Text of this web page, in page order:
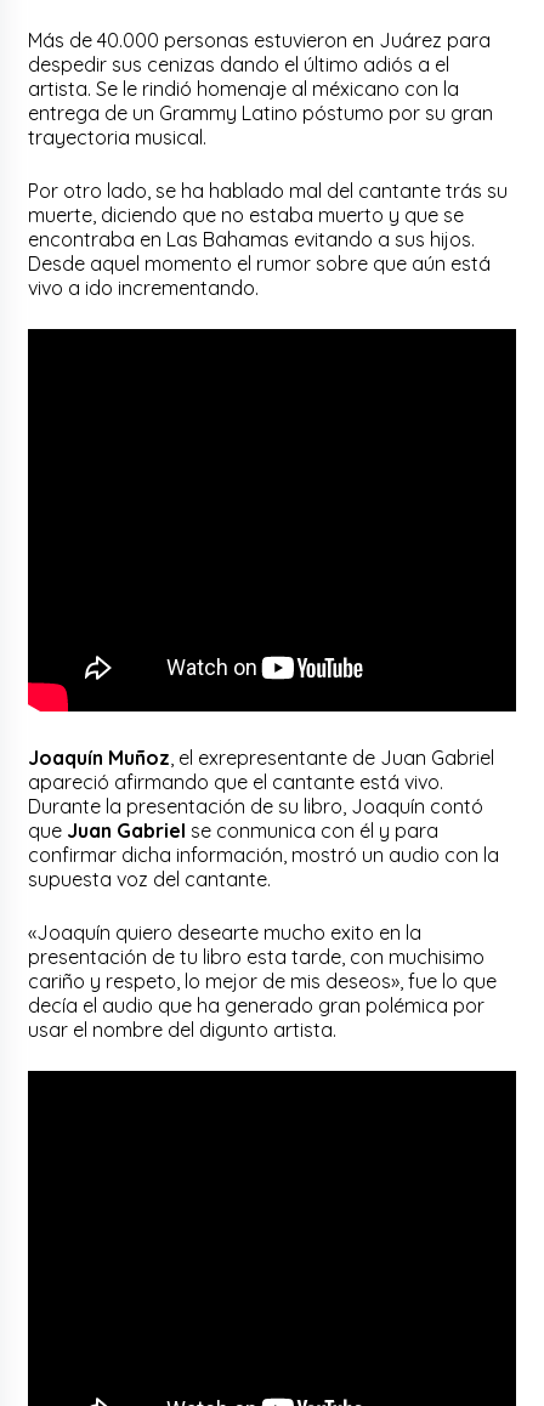
Más de 40.000 personas estuvieron en Juárez para
despedir sus cenizas dando el último adiós a el
artista. Se le rindió homenaje al méxicano con la
entrega de un Grammy Latino póstumo por su gran
trayectoria musical.
Por otro lado, se ha hablado mal del cantante trás su
muerte, diciendo que no estaba muerto y que se
encontraba en Las Bahamas evitando a sus hijos.
Desde aquel momento el rumor sobre que aún está
vivo a ido incrementando.
Joaquín Muñoz , el exrepresentante de Juan Gabriel
apareció afirmando que el cantante está vivo.
Durante la presentación de su libro, Joaquín contó
que Juan Gabriel se conmunica con él y para
confirmar dicha información, mostró un audio con la
supuesta voz del cantante.
«Joaquín quiero desearte mucho exito en la
presentación de tu libro esta tarde, con muchisimo
cariño y respeto, lo mejor de mis deseos», fue lo que
decía el audio que ha generado gran polémica por
usar el nombre del digunto artista.